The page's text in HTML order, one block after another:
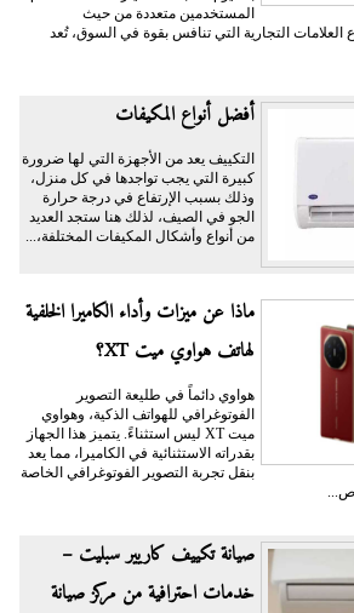
المستخدمين متعددة من حيث
العلامات التجارية التي تنافس بقوة في السوق، تُعد
أفضل أنواع المكيفات
التكييف يعد من الأجهزة التي لها ضرورة
كبيرة التي يجب تواجدها في كل منزل،
وذلك بسبب الإرتفاع في درجة حرارة
الجو في الصيف، لذلك هنا ستجد العديد
من أنواع وأشكال المكيفات المختلفة،...
ماذا عن ميزات وأداء الكاميرا الخلفية
لهاتف هواوي ميت XT؟
هواوي دائماً في طليعة التصوير
الفوتوغرافي للهواتف الذكية، وهواوي
ميت XT ليس استثناءً. يتميز هذا الجهاز
بقدراته الاستثنائية في الكاميرا، مما يعد
بنقل تجربة التصوير الفوتوغرافي الخاصة
صيانة تكييف كاريير سبليت –
خدمات احترافية من مركز صيانة